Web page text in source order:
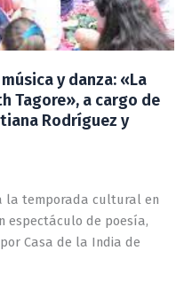
y danza: «La
Tagore», a cargo de
Rodríguez y
la temporada cultural en
espectáculo de poesía,
Casa de la India de